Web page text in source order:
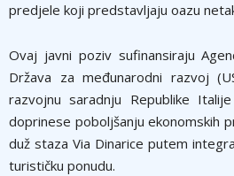
predjele koji predstavljaju oazu
Ovaj javni poziv sufinansiraju
Država za međunarodni razvoj
razvojnu saradnju Republike
doprinese poboljšanju ekonomskih
duž staza Via Dinarice putem
turističku ponudu.